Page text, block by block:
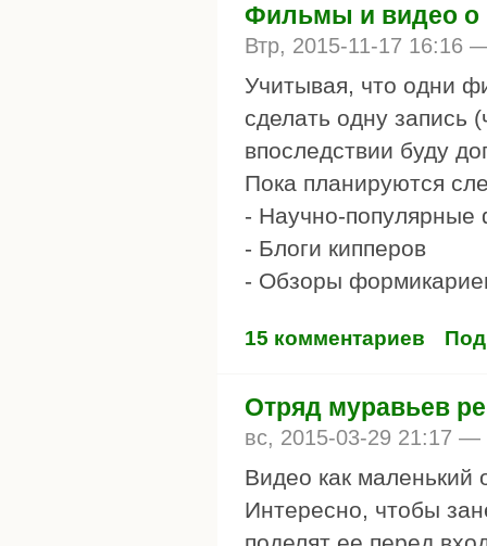
Фильмы и видео о
Втр, 2015-11-17 16:16
Учитывая, что одни
сделать одну запись
впоследствии буду
Пока планируются
- Научно-
- Блоги кипперов
- Обзоры
15 комментариев
Отряд муравьев
вс, 2015-03-29 21:17 —
Видео как маленький
Интересно, чтобы